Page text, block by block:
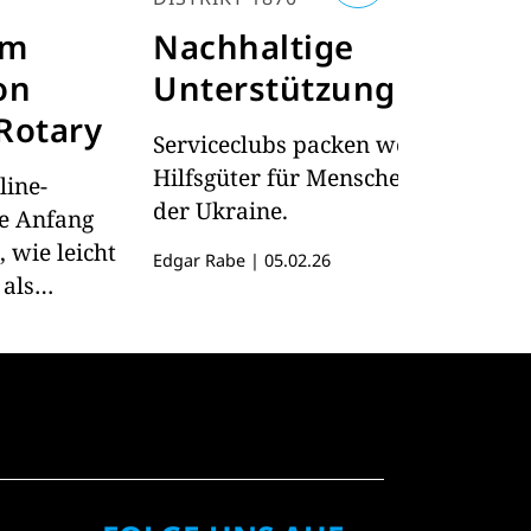
Anfang
wie leicht
leichteren
Nachhaltige
Unterstützung
Serviceclubs packen weiter
Hilfsgüter für Menschen in
der Ukraine.
Edgar Rabe | 05.02.26